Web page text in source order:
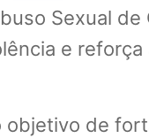
Sexual de
e reforça
objetivo de